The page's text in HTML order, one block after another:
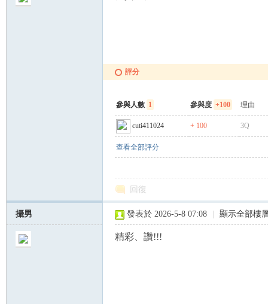
評分
參與人數 1 參與度 +100 理由
cuti411024 + 100 3Q
查看全部評分
回復
攝男 發表於 2026-5-8 07:08 顯示全部樓
精彩、讚!!!